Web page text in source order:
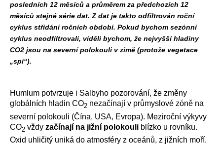
posledních 12 měsíců a průměrem za předchozích 12
měsíců stejné série dat. Z dat je takto odfiltrován roční
cyklus střídání ročních období. Pokud bychom sezónní
cyklus neodfiltrovali, viděli bychom, že nejvyšší hladiny
CO2 jsou na severní polokouli v zimě (protože vegetace
„spí“).
Humlum potvrzuje i Salbyho pozorování, že změny
globálních hladin CO2 nezačínají v průmyslové zóně na
severní polokouli (Čína, USA, Evropa). Meziroční výkyvy
CO2 vždy začínají na jižní polokouli blízko u rovníku.
Oxid uhličitý uniká do atmosféry z oceánů, z jižních moří.